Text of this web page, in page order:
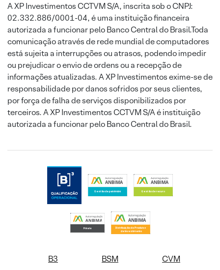
A XP Investimentos CCTVM S/A, inscrita sob o CNPJ:
02.332.886/0001-04, é uma instituição financeira
autorizada a funcionar pelo Banco Central do Brasil.Toda
comunicação através de rede mundial de computadores
está sujeita a interrupções ou atrasos, podendo impedir
ou prejudicar o envio de ordens ou a recepção de
informações atualizadas. A XP Investimentos exime-se de
responsabilidade por danos sofridos por seus clientes,
por força de falha de serviços disponibilizados por
terceiros. A XP Investimentos CCTVM S/A é instituição
autorizada a funcionar pelo Banco Central do Brasil.
B3 BSM CVM